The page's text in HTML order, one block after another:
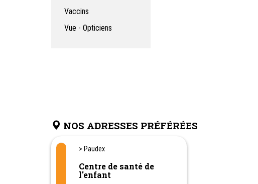
Vaccins
Vue - Opticiens
NOS ADRESSES PRÉFÉRÉES
> Paudex
Centre de santé de
l'enfant